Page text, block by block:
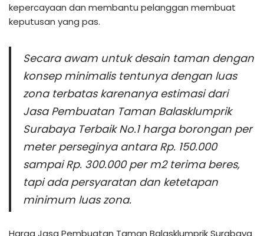
kepercayaan dan membantu pelanggan membuat
keputusan yang pas.
Secara awam untuk desain taman dengan
konsep minimalis tentunya dengan luas
zona terbatas karenanya estimasi dari
Jasa Pembuatan Taman Balasklumprik
Surabaya Terbaik No.1 harga borongan per
meter perseginya antara Rp. 150.000
sampai Rp. 300.000 per m2 terima beres,
tapi ada persyaratan dan ketetapan
minimum luas zona.
Harga Jasa Pembuatan Taman Balasklumprik Surabaya